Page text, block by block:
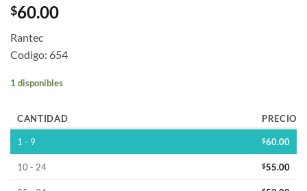
$60.00
Rantec
Codigo: 654
1 disponibles
CANTIDAD PRECIO
1 - 9 $60.00
10 - 24 $55.00